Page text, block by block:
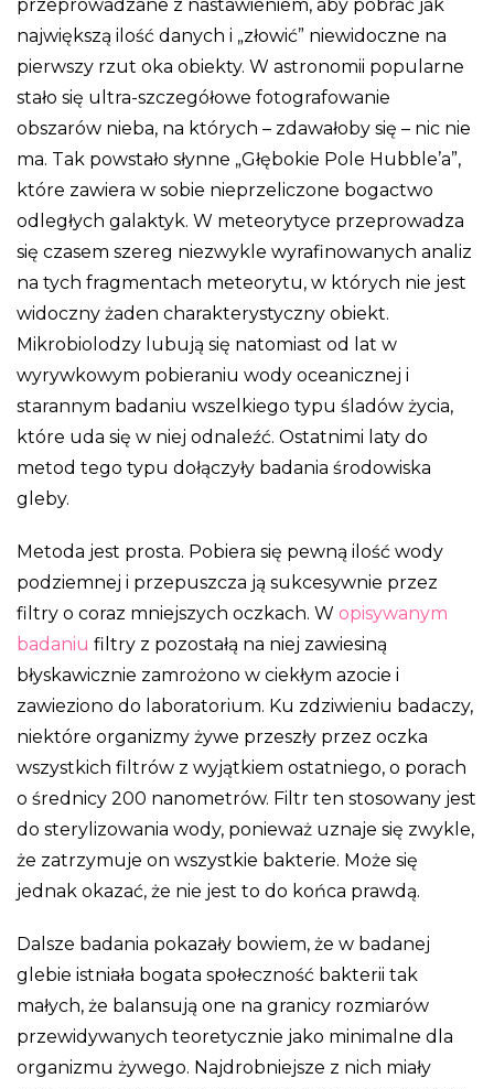
przeprowadzane z nastawieniem, aby pobrać jak
największą ilość danych i „złowić” niewidoczne na
pierwszy rzut oka obiekty. W astronomii popularne
stało się ultra-szczegółowe fotografowanie
obszarów nieba, na których – zdawałoby się – nic nie
ma. Tak powstało słynne „Głębokie Pole Hubble’a”,
które zawiera w sobie nieprzeliczone bogactwo
odległych galaktyk. W meteorytyce przeprowadza
się czasem szereg niezwykle wyrafinowanych analiz
na tych fragmentach meteorytu, w których nie jest
widoczny żaden charakterystyczny obiekt.
Mikrobiolodzy lubują się natomiast od lat w
wyrywkowym pobieraniu wody oceanicznej i
starannym badaniu wszelkiego typu śladów życia,
które uda się w niej odnaleźć. Ostatnimi laty do
metod tego typu dołączyły badania środowiska
gleby.
Metoda jest prosta. Pobiera się pewną ilość wody
podziemnej i przepuszcza ją sukcesywnie przez
filtry o coraz mniejszych oczkach. W opisywanym
badaniu filtry z pozostałą na niej zawiesiną
błyskawicznie zamrożono w ciekłym azocie i
zawieziono do laboratorium. Ku zdziwieniu badaczy,
niektóre organizmy żywe przeszły przez oczka
wszystkich filtrów z wyjątkiem ostatniego, o porach
o średnicy 200 nanometrów. Filtr ten stosowany jest
do sterylizowania wody, ponieważ uznaje się zwykle,
że zatrzymuje on wszystkie bakterie. Może się
jednak okazać, że nie jest to do końca prawdą.
Dalsze badania pokazały bowiem, że w badanej
glebie istniała bogata społeczność bakterii tak
małych, że balansują one na granicy rozmiarów
przewidywanych teoretycznie jako minimalne dla
organizmu żywego. Najdrobniejsze z nich miały